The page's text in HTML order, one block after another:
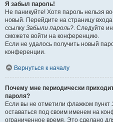
Я забыл пароль!
Не паникуйте! Хотя пароль нельзя
новый. Перейдите на страницу
ссылку Забыли пароль?. Следуйте
сможете войти на конференцию.
Если не удалось получить новый
конференции.
Вернуться к началу
Почему мне периодически
пароля?
Если вы не отметили флажком пункт
оставаться под своим именем на
ограниченное время. Это сделано